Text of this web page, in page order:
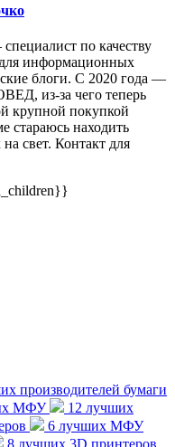
по качеству
информационных
блоги. С 2020 года —
из-за чего теперь
крупной покупкой
стараюсь находить
свет. Контакт для
производителей бумаги
МФУ
12 лучших
6 лучших МФУ
8 лучших 3D принтеров